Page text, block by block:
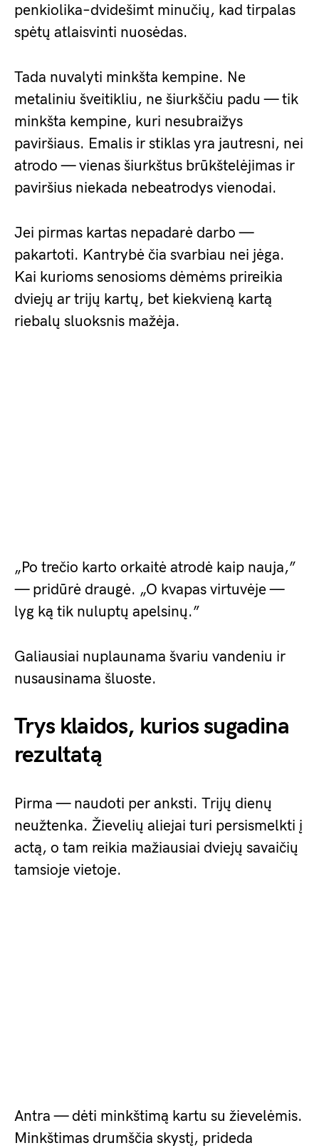
penkiolika–dvidešimt minučių, kad tirpalas
spėtų atlaisvinti nuosėdas.
Tada nuvalyti minkšta kempine. Ne
metaliniu šveitikliu, ne šiurkščiu padu — tik
minkšta kempine, kuri nesubraižys
paviršiaus. Emalis ir stiklas yra jautresni, nei
atrodo — vienas šiurkštus brūkštelėjimas ir
paviršius niekada nebeatrodys vienodai.
Jei pirmas kartas nepadarė darbo —
pakartoti. Kantrybė čia svarbiau nei jėga.
Kai kurioms senosioms dėmėms prireikia
dviejų ar trijų kartų, bet kiekvieną kartą
riebalų sluoksnis mažėja.
„Po trečio karto orkaitė atrodė kaip nauja,”
— pridūrė draugė. „O kvapas virtuvėje —
lyg ką tik nuluptų apelsinų.”
Galiausiai nuplaunama švariu vandeniu ir
nusausinama šluoste.
Trys klaidos, kurios sugadina
rezultatą
Pirma — naudoti per anksti. Trijų dienų
neužtenka. Žievelių aliejai turi persismelkti į
actą, o tam reikia mažiausiai dviejų savaičių
tamsioje vietoje.
Antra — dėti minkštimą kartu su žievelėmis.
Minkštimas drumščia skystį, prideda